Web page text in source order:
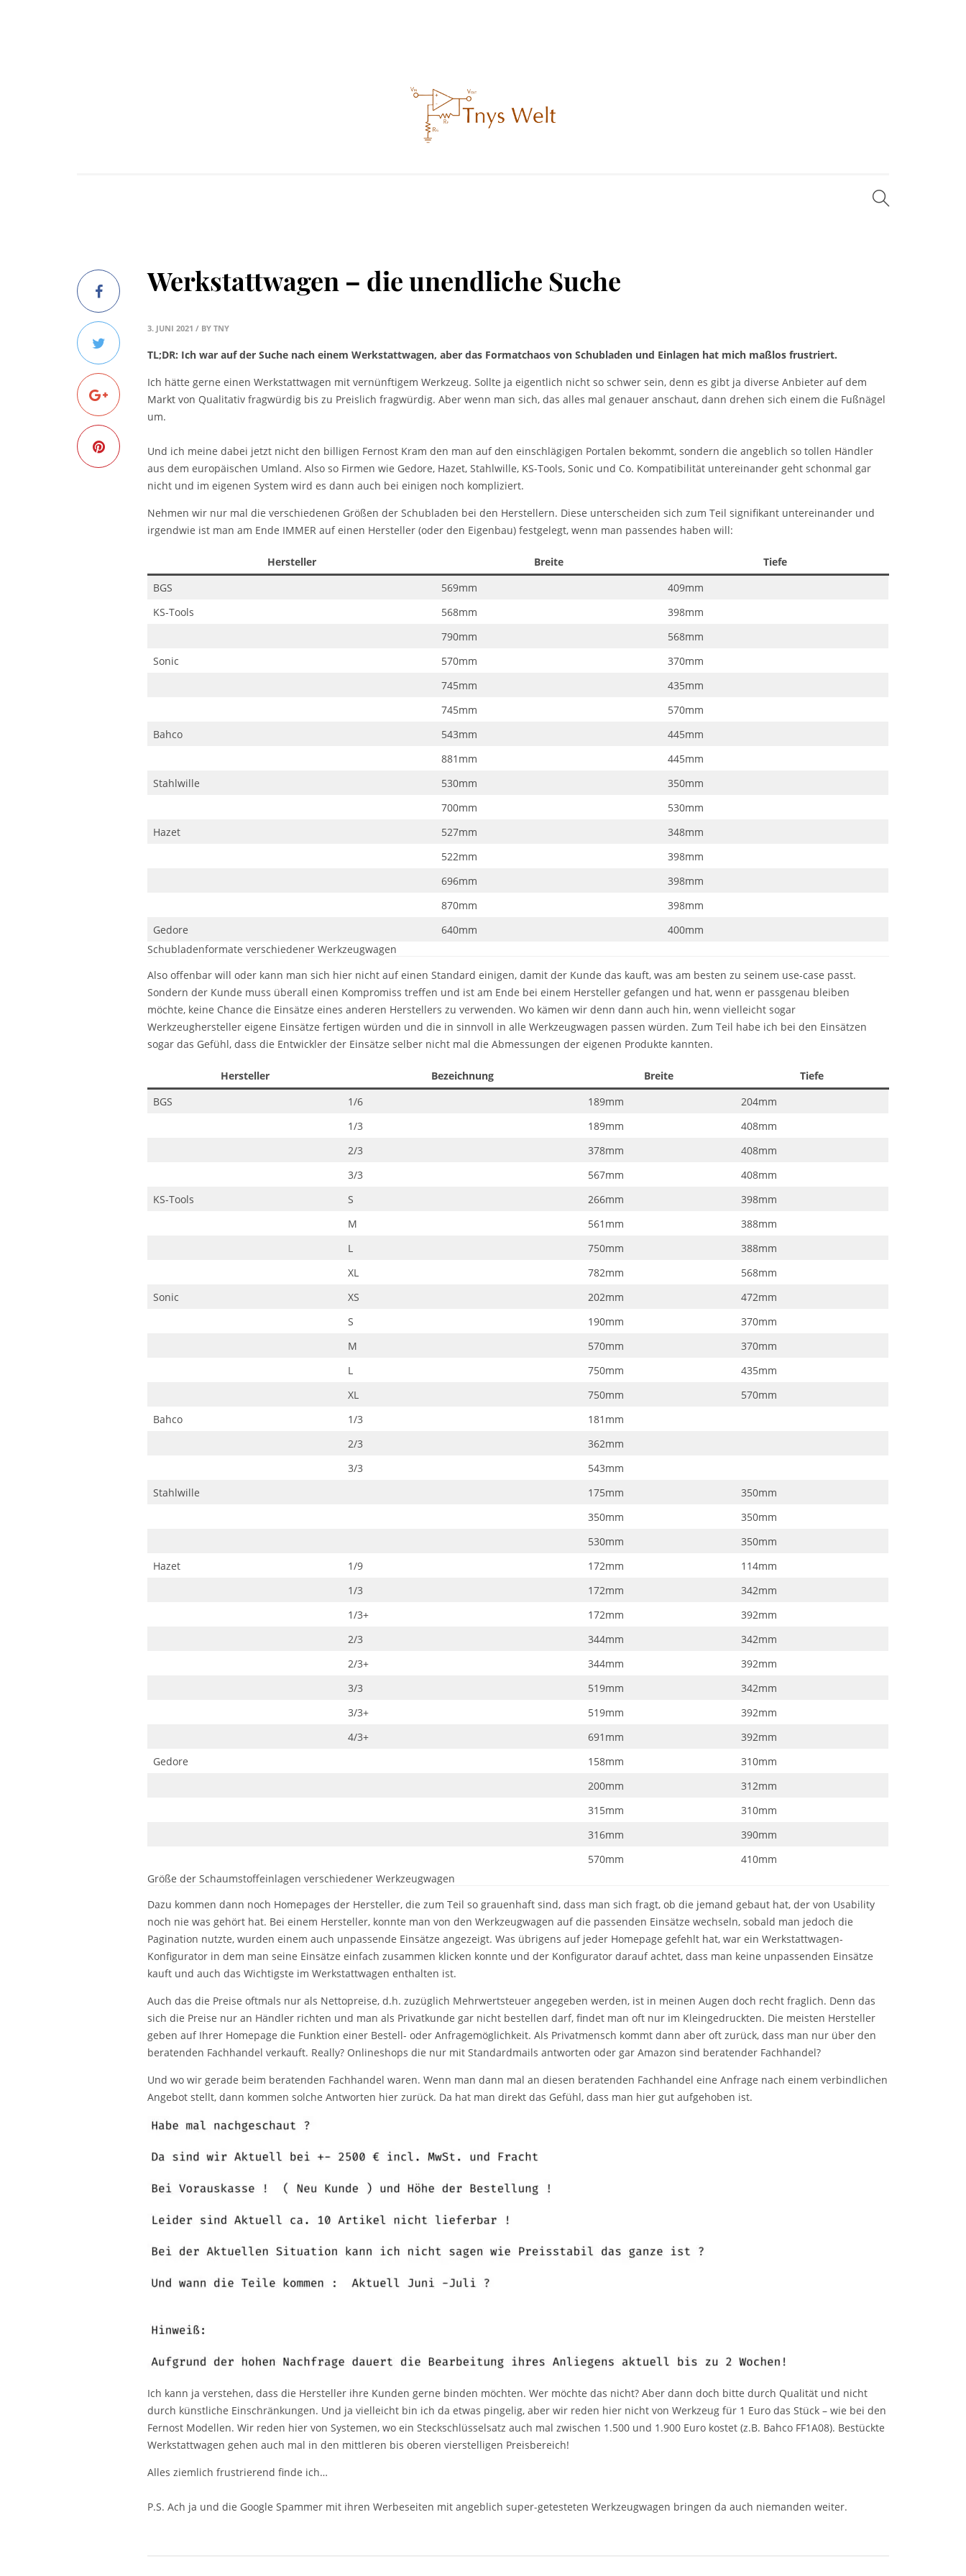
Werkstattwagen – die unendliche Suche
3. JUNI 2021 / BY TNY
TL;DR: Ich war auf der Suche nach einem Werkstattwagen, aber das Formatchaos von Schubladen und Einlagen hat mich maßlos frustriert.
Ich hätte gerne einen Werkstattwagen mit vernünftigem Werkzeug. Sollte ja eigentlich nicht so schwer sein, denn es gibt ja diverse Anbieter auf dem
Markt von Qualitativ fragwürdig bis zu Preislich fragwürdig. Aber wenn man sich, das alles mal genauer anschaut, dann drehen sich einem die Fußnägel
um.
Und ich meine dabei jetzt nicht den billigen Fernost Kram den man auf den einschlägigen Portalen bekommt, sondern die angeblich so tollen Händler
aus dem europäischen Umland. Also so Firmen wie Gedore, Hazet, Stahlwille, KS-Tools, Sonic und Co. Kompatibilität untereinander geht schonmal gar
nicht und im eigenen System wird es dann auch bei einigen noch kompliziert.
Nehmen wir nur mal die verschiedenen Größen der Schubladen bei den Herstellern. Diese unterscheiden sich zum Teil signifikant untereinander und
irgendwie ist man am Ende IMMER auf einen Hersteller (oder den Eigenbau) festgelegt, wenn man passendes haben will:
Hersteller Breite
Tiefe
BGS
569mm
409mm
KS-Tools
568mm
398mm
790mm
568mm
Sonic
570mm
370mm
745mm
435mm
745mm
570mm
Bahco
543mm
445mm
881mm
445mm
Stahlwille
530mm
350mm
700mm
530mm
Hazet
527mm
348mm
522mm
398mm
696mm
398mm
870mm
398mm
Gedore
640mm
400mm
Schubladenformate verschiedener Werkzeugwagen
Also offenbar will oder kann man sich hier nicht auf einen Standard einigen, damit der Kunde das kauft, was am besten zu seinem use-case passt.
Sondern der Kunde muss überall einen Kompromiss treffen und ist am Ende bei einem Hersteller gefangen und hat, wenn er passgenau bleiben
möchte, keine Chance die Einsätze eines anderen Herstellers zu verwenden. Wo kämen wir denn dann auch hin, wenn vielleicht sogar
Werkzeughersteller eigene Einsätze fertigen würden und die in sinnvoll in alle Werkzeugwagen passen würden. Zum Teil habe ich bei den Einsätzen
sogar das Gefühl, dass die Entwickler der Einsätze selber nicht mal die Abmessungen der eigenen Produkte kannten.
Hersteller Bezeichnung Breite
Tiefe
BGS
1/6 189mm
204mm
1/3
189mm
408mm
2/3
378mm
408mm
3/3
567mm
408mm
KS-Tools
S 266mm
398mm
M
561mm
388mm
L
750mm
388mm
XL
782mm
568mm
Sonic
XS 202mm
472mm
S
190mm
370mm
M
570mm
370mm
L
750mm
435mm
XL
750mm
570mm
Bahco
1/3
181mm
2/3
362mm
3/3
543mm
Stahlwille
175mm
350mm
350mm
350mm
530mm
350mm
Hazet
1/9 172mm
114mm
1/3
172mm
342mm
1/3+
172mm
392mm
2/3
344mm
342mm
2/3+
344mm
392mm
3/3
519mm
342mm
3/3+
519mm
392mm
4/3+
691mm
392mm
Gedore
158mm
310mm
200mm
312mm
315mm
310mm
316mm
390mm
570mm
410mm
Größe der Schaumstoffeinlagen verschiedener Werkzeugwagen
Dazu kommen dann noch Homepages der Hersteller, die zum Teil so grauenhaft sind, dass man sich fragt, ob die jemand gebaut hat, der von Usability
noch nie was gehört hat. Bei einem Hersteller, konnte man von den Werkzeugwagen auf die passenden Einsätze wechseln, sobald man jedoch die
Pagination nutzte, wurden einem auch unpassende Einsätze angezeigt. Was übrigens auf jeder Homepage gefehlt hat, war ein Werkstattwagen-
Konfigurator in dem man seine Einsätze einfach zusammen klicken konnte und der Konfigurator darauf achtet, dass man keine unpassenden Einsätze
kauft und auch das Wichtigste im Werkstattwagen enthalten ist.
Auch das die Preise oftmals nur als Nettopreise, d.h. zuzüglich Mehrwertsteuer angegeben werden, ist in meinen Augen doch recht fraglich. Denn das
sich die Preise nur an Händler richten und man als Privatkunde gar nicht bestellen darf, findet man oft nur im Kleingedruckten. Die meisten Hersteller
geben auf Ihrer Homepage die Funktion einer Bestell- oder Anfragemöglichkeit. Als Privatmensch kommt dann aber oft zurück, dass man nur über den
beratenden Fachhandel verkauft. Really? Onlineshops die nur mit Standardmails antworten oder gar Amazon sind beratender Fachhandel?
Und wo wir gerade beim beratenden Fachhandel waren. Wenn man dann mal an diesen beratenden Fachhandel eine Anfrage nach einem verbindlichen
Angebot stellt, dann kommen solche Antworten hier zurück. Da hat man direkt das Gefühl, dass man hier gut aufgehoben ist.
Ich kann ja verstehen, dass die Hersteller ihre Kunden gerne binden möchten. Wer möchte das nicht? Aber dann doch bitte durch Qualität und nicht
durch künstliche Einschränkungen. Und ja vielleicht bin ich da etwas pingelig, aber wir reden hier nicht von Werkzeug für 1 Euro das Stück – wie bei den
Fernost Modellen. Wir reden hier von Systemen, wo ein Steckschlüsselsatz auch mal zwischen 1.500 und 1.900 Euro kostet (z.B. Bahco FF1A08). Bestückte
Werkstattwagen gehen auch mal in den mittleren bis oberen vierstelligen Preisbereich!
Alles ziemlich frustrierend finde ich…
P.S. Ach ja und die Google Spammer mit ihren Werbeseiten mit angeblich super-getesteten Werkzeugwagen bringen da auch niemanden weiter.